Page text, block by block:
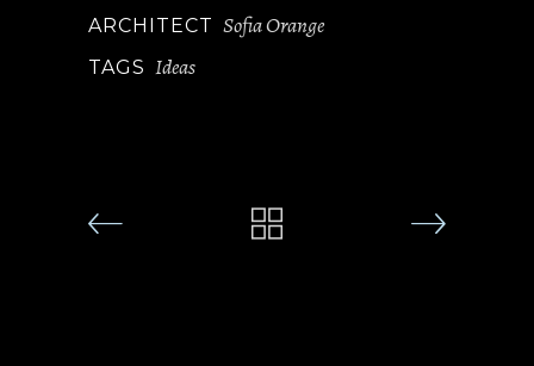
ARCHITECT Sofia Orange
TAGS Ideas